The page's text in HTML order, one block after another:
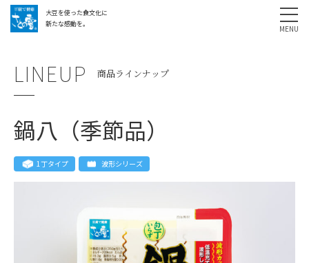
大豆を使った食文化に
新たな感動を。
採用情報
LINEUP 商品ラインナップ
鍋八（季節品）
1丁タイプ 波形シリーズ